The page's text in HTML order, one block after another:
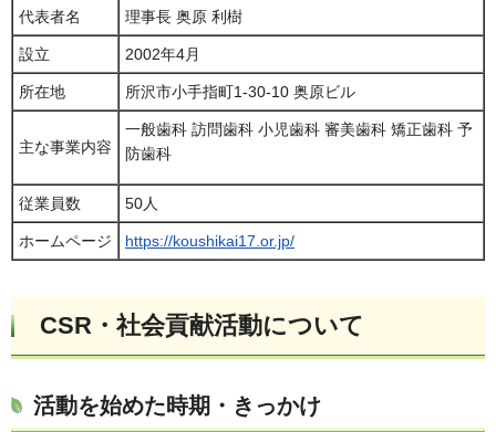
代表者名 理事長 奥原 利樹
設立 2002年4月
所在地 所沢市小手指町1-30-10 奥原ビル
主な事業内容
一般歯科 訪問歯科 小児歯科 審美歯科 矯正歯科 予
防歯科
従業員数 50人
ホームページ https://koushikai17.or.jp/
CSR・社会貢献活動について
活動を始めた時期・きっかけ